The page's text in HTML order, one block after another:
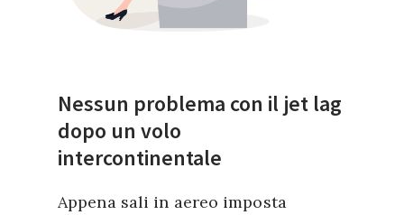
Nessun problema con il jet lag
dopo un volo
intercontinentale
Appena sali in aereo imposta